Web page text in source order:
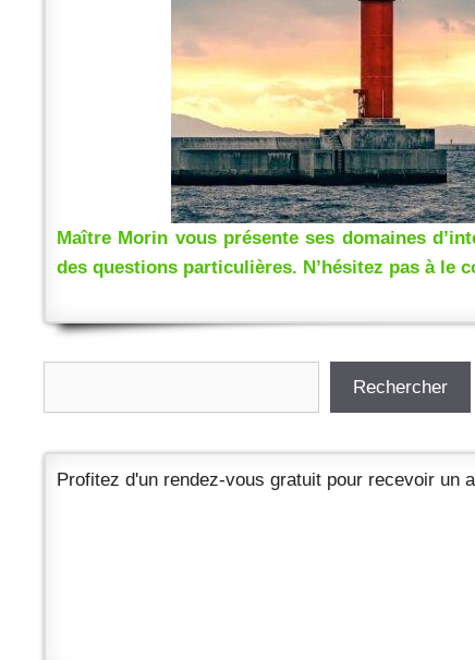
Maître Morin vous présente ses domaines
des questions particulières. N’hésitez pas à le
Rechercher
Profitez d'un rendez-vous gratuit pour recevoir un